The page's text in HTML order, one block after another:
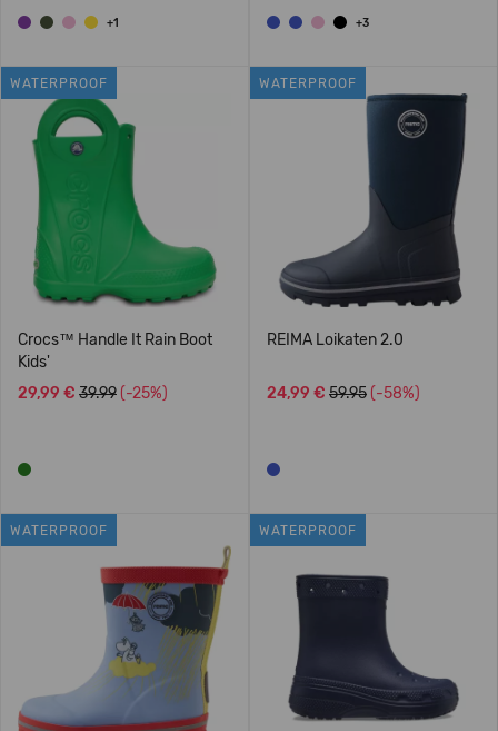
+1 +3
WATERPROOF
Crocs™ Handle It Rain Boot
Kids'
29,99 € 39.99 (-25%)
WATERPROOF
REIMA Loikaten 2.0
24,99 € 59.95 (-58%)
WATERPROOF WATERPROOF